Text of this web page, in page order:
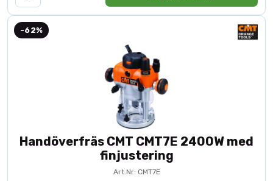
-62%
Handöverfräs CMT CMT7E 2400W med
finjustering
Art.Nr: CMT7E